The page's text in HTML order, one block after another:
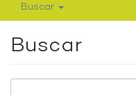
Buscar
Buscar